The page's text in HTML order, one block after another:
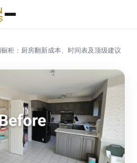
柜：厨房翻新成本、时间表及顶级建议